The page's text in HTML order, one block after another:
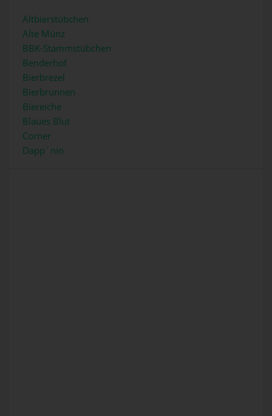
Altbierstübchen
Alte Münz
BBK-Stammstübchen
Benderhof
Bierbrezel
Bierbrunnen
Biereiche
Blaues Blut
Corner
Dapp´nin